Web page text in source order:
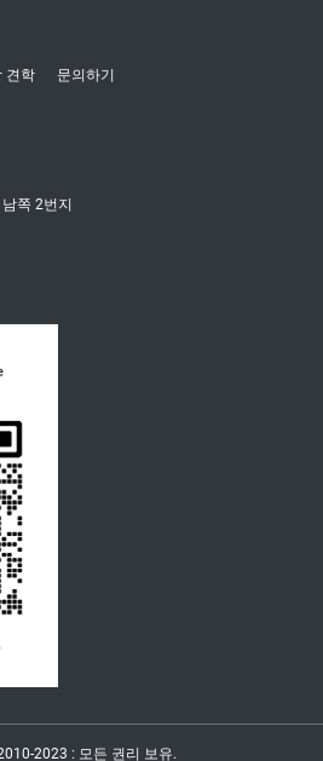
견학 문의하기
쪽 2번지
2023 : 모든 권리 보유.